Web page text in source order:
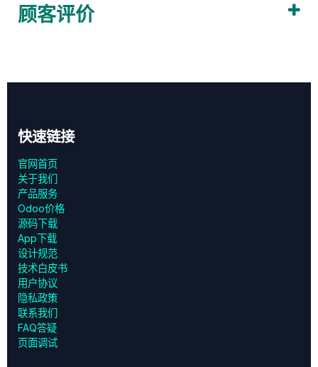
顾客评价
快速链接
官网首页
关于我们
产品服务
Odoo价格
源码下载
App下载
设计规范
技术白皮书
用户协议
‎隐私政策‎
联系我们
FAQ答疑
页面调试